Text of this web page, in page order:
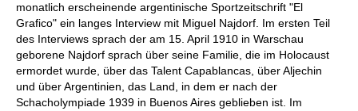
monatlich erscheinende argentinische Sportzeitschrift "El
Grafico" ein langes Interview mit Miguel Najdorf. Im ersten Teil
des Interviews sprach der am 15. April 1910 in Warschau
geborene Najdorf sprach über seine Familie, die im Holocaust
ermordet wurde, über das Talent Capablancas, über Aljechin
und über Argentinien, das Land, in dem er nach der
Schacholympiade 1939 in Buenos Aires geblieben ist. Im